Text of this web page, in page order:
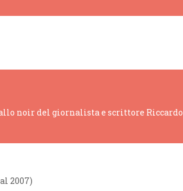
noir del giornalista e scrittore Riccardo
2007)